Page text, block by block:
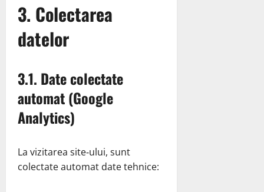
3. Colectarea
datelor
3.1. Date colectate
automat (Google
Analytics)
La vizitarea site‑ului, sunt
colectate automat date tehnice: